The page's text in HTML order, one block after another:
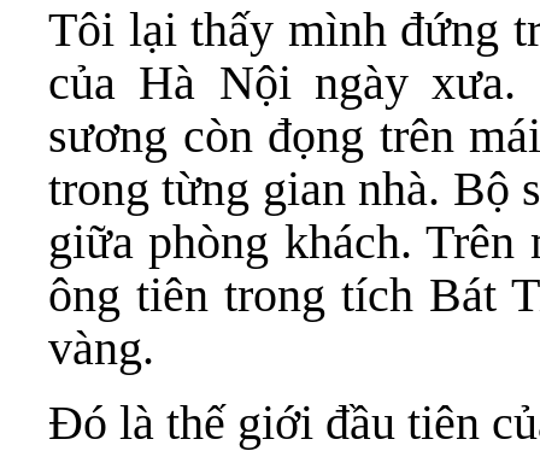
Tôi lại thấy mình đứng
của Hà Nội ngày xưa.
sương còn đọng trên
trong từng gian nhà. Bộ
giữa phòng khách.
ông tiên trong tích Bát
vàng.
Đó là thế giới đầu tiên